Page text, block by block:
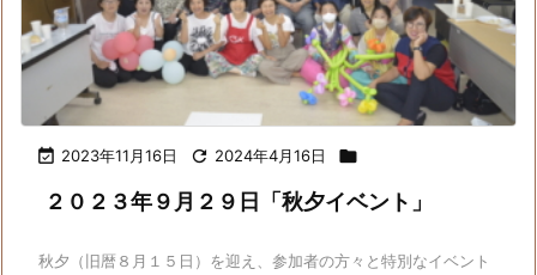
 2023年11月16日  2024年4月16日 
２０２３年９月２９日「秋夕イベント」
秋夕（旧暦８月１５日）を迎え、参加者の方々と特別なイベント